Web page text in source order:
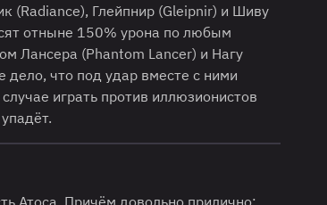
(Radiance), Глейпнир (Gleipnir) и Шиву
отныне 150% урона по любым
Лансера (Phantom Lancer) и Нагу
дело, что под удар вместе с ними
играть против иллюзионистов
Атоса. Причём довольно прилично: